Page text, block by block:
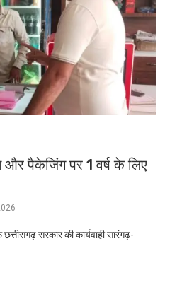
पैकेजिंग पर 1 वर्ष के लिए
सरकार की कार्यवाही सारंगढ़-